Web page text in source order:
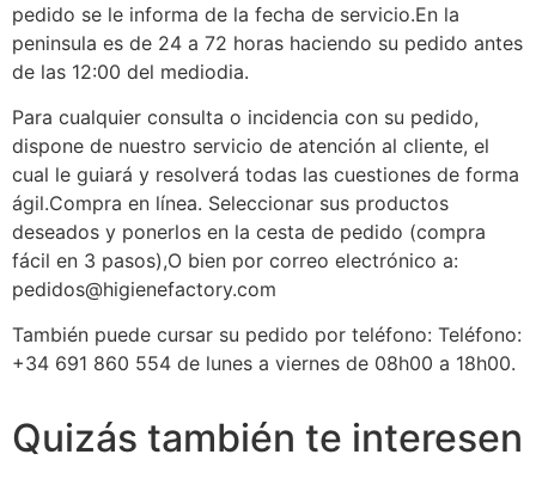
pedido se le informa de la fecha de servicio.En la
peninsula es de 24 a 72 horas haciendo su pedido antes
de las 12:00 del mediodia.
Para cualquier consulta o incidencia con su pedido,
dispone de nuestro servicio de atención al cliente, el
cual le guiará y resolverá todas las cuestiones de forma
ágil.Compra en línea. Seleccionar sus productos
deseados y ponerlos en la cesta de pedido (compra
fácil en 3 pasos),O bien por correo electrónico a:
pedidos@higienefactory.com
También puede cursar su pedido por teléfono: Teléfono:
+34 691 860 554 de lunes a viernes de 08h00 a 18h00.
Quizás también te interesen